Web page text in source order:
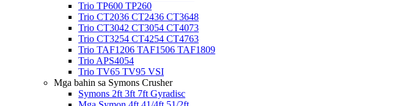
Trio TP600 TP260
Trio CT2036 CT2436 CT3648
Trio CT3042 CT3054 CT4073
Trio CT3254 CT4254 CT4763
Trio TAF1206 TAF1506 TAF1809
Trio APS4054
Trio TV65 TV95 VSI
Mga bahin sa Symons Crusher
Symons 2ft 3ft 7ft Gyradisc